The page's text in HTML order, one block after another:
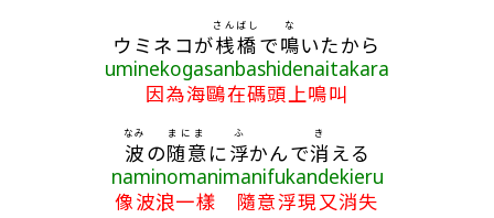
ウミネコが桟橋
さんばし
で鳴
な
いたから
uminekogasanbashidenaitakara
因為海鷗在碼頭上鳴叫
波
なみ
の随意
まにま
に浮
ふ
かんで消
き
える
naminomanimanifukandekieru
像波浪一樣 隨意浮現又消失